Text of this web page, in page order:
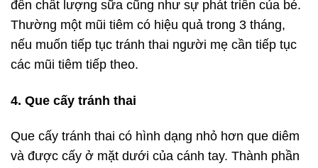
đến chất lượng sữa cũng như sự phát triển của bé.
Thường một mũi tiêm có hiệu quả trong 3 tháng,
nếu muốn tiếp tục tránh thai người mẹ cần tiếp tục
các mũi tiêm tiếp theo.
4. Que cấy tránh thai
Que cấy tránh thai có hình dạng nhỏ hơn que diêm
và được cấy ở mặt dưới của cánh tay. Thành phần